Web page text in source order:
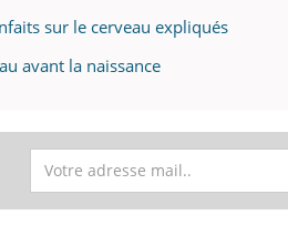
sur le cerveau expliqués
avant la naissance